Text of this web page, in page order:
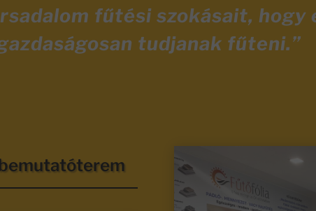
fűtési szokásait, hogy
tudjanak fűteni.”